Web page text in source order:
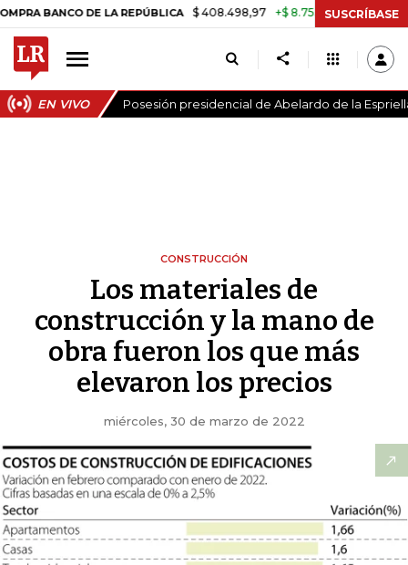
DE LA REPÚBLICA $ 408.498,97 +$ 8.753,81 +2,19% TASA DE
SUSCRÍBASE
EN VIVO Posesión presidencial de Abelardo de la
CONSTRUCCIÓN
Los materiales de
construcción y la mano de
obra fueron los que más
elevaron los precios
miércoles, 30 de marzo de 2022